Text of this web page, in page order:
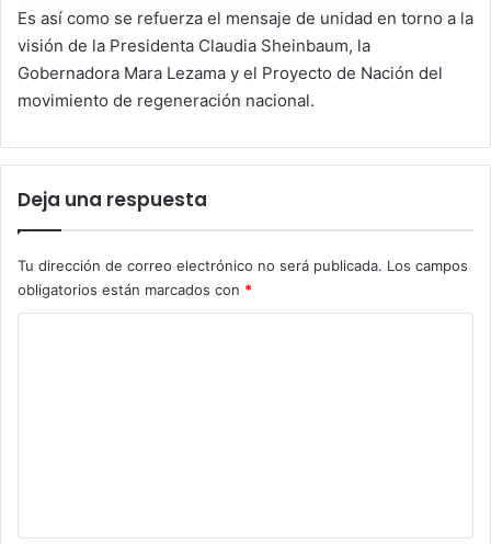
Es así como se refuerza el mensaje de unidad en torno a la
visión de la Presidenta Claudia Sheinbaum, la
Gobernadora Mara Lezama y el Proyecto de Nación del
movimiento de regeneración nacional.
Deja una respuesta
Tu dirección de correo electrónico no será publicada. Los campos
obligatorios están marcados con *